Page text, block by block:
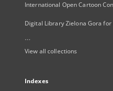
International Open Cartoon
Digital Library Zielona Gora
...
View all collections
Indexes